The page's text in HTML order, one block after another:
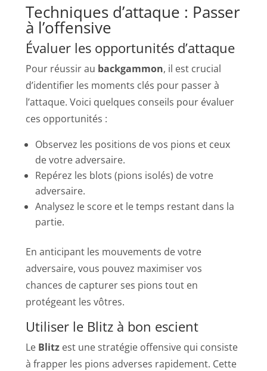
Techniques d’attaque : Passer
à l’offensive
Évaluer les opportunités d’attaque
Pour réussir au backgammon, il est crucial
d’identifier les moments clés pour passer à
l’attaque. Voici quelques conseils pour évaluer
ces opportunités :
Observez les positions de vos pions et ceux
de votre adversaire.
Repérez les blots (pions isolés) de votre
adversaire.
Analysez le score et le temps restant dans la
partie.
En anticipant les mouvements de votre
adversaire, vous pouvez maximiser vos
chances de capturer ses pions tout en
protégeant les vôtres.
Utiliser le Blitz à bon escient
Le Blitz est une stratégie offensive qui consiste
à frapper les pions adverses rapidement. Cette